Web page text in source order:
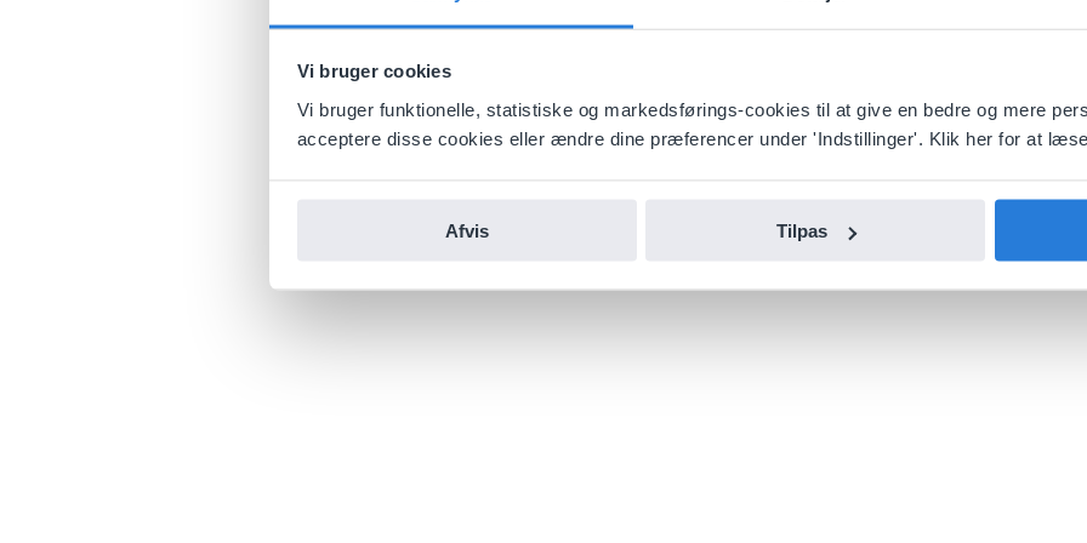
Vi bruger cookies
Vi bruger funktionelle, statistiske og markedsførings-cookies til at give en bedre og mere
acceptere disse cookies eller ændre dine præferencer under 'Indstillinger'. Klik her for at
Afvis Tilpas